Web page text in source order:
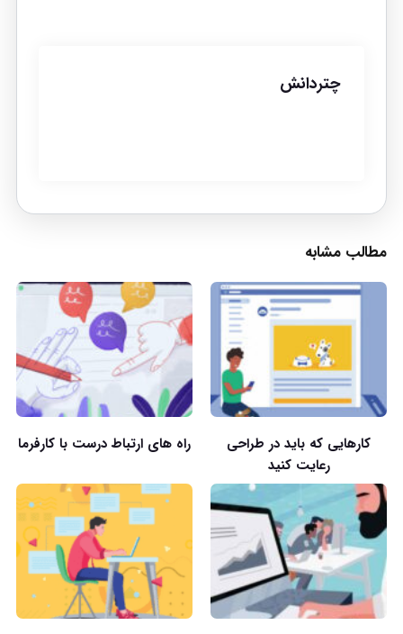
چتردانش
مطالب مشابه
کارهایی که باید در طراحی
رعایت کنید
راه های ارتباط درست با کارفرما